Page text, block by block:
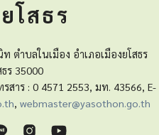
โสธร
ตำบลในเมือง อำเภอเมืองยโสธร
ร 35000
สาร : 0 4571 2553, มท. 43566, E-
, webmaster@yasothon.go.th